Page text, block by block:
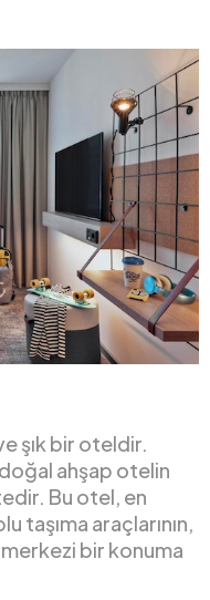
şık bir oteldir.
ahşap otelin
Bu otel, en
taşıma araçlarının,
bir konuma